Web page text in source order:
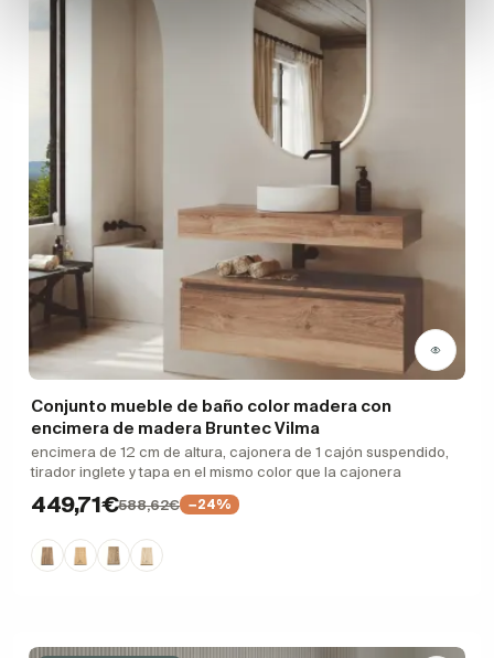
Conjunto mueble de baño color madera con
encimera de madera Bruntec Vilma
encimera de 12 cm de altura, cajonera de 1 cajón suspendido,
tirador inglete y tapa en el mismo color que la cajonera
449,71€588,62€ −24%